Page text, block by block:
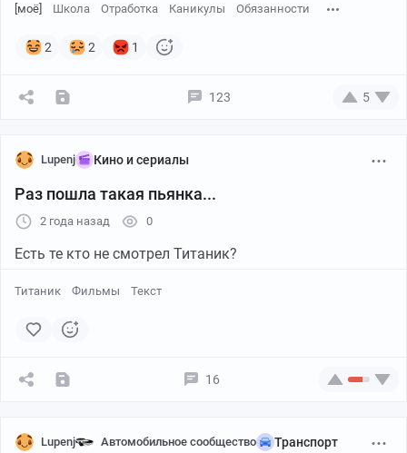
[моё] Школа Отработка Каникулы Обязанности
2 2 1
123 5
Lupenj Кино и сериалы
Раз пошла такая пьянка...
2 года назад 0
Есть те кто не смотрел Титаник?
Титаник Фильмы Текст
16
Lupenj Автомобильное сообщество Транспорт